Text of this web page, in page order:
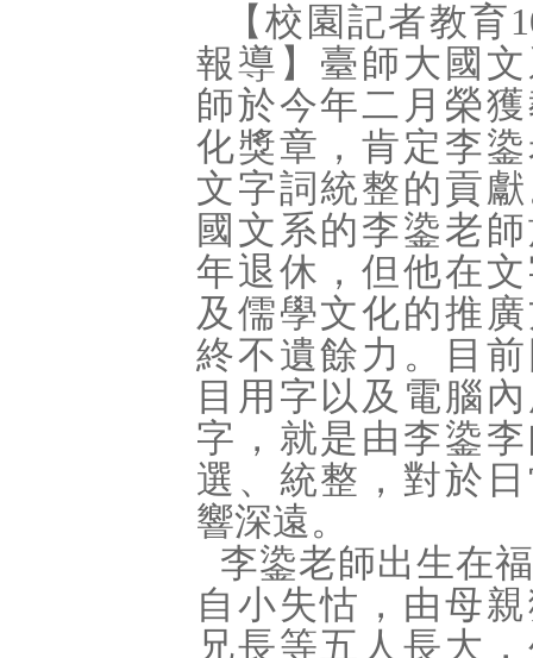
【校園記者教育
報導】臺師大國
師於今年二月榮
化獎章，肯定 李鍌
文字詞統整的貢
國文系的李鍌老
年退休，但他在
及儒學文化的推
終不遺餘力。目
目用字以及電腦
字，就是由李鍌
選、統整，對於
響深遠。
李鍌老師出生在
自小失怙，由母
兄長等五人長大